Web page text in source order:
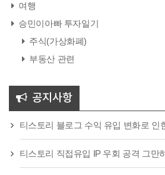
여행
승민이아빠 투자일기
주식(가상화폐)
부동산 관련
공지사항
티스토리 블로그 수익 유입 변화로 인
티스토리 직접유입 IP 우회 공격 그만